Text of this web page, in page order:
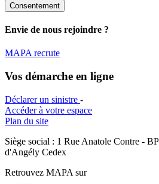
Consentement
Envie de nous rejoindre ?
MAPA recrute
Vos démarche en ligne
Déclarer un sinistre -
Accéder à votre espace
Plan du site
Siège social : 1 Rue Anatole Contre -
d'Angély Cedex
Retrouvez MAPA sur